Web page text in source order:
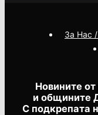
Новините
и общините
С подкрепата
За Нас